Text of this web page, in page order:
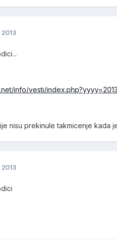
info/vesti/
nisu prekinule takmicenje kada